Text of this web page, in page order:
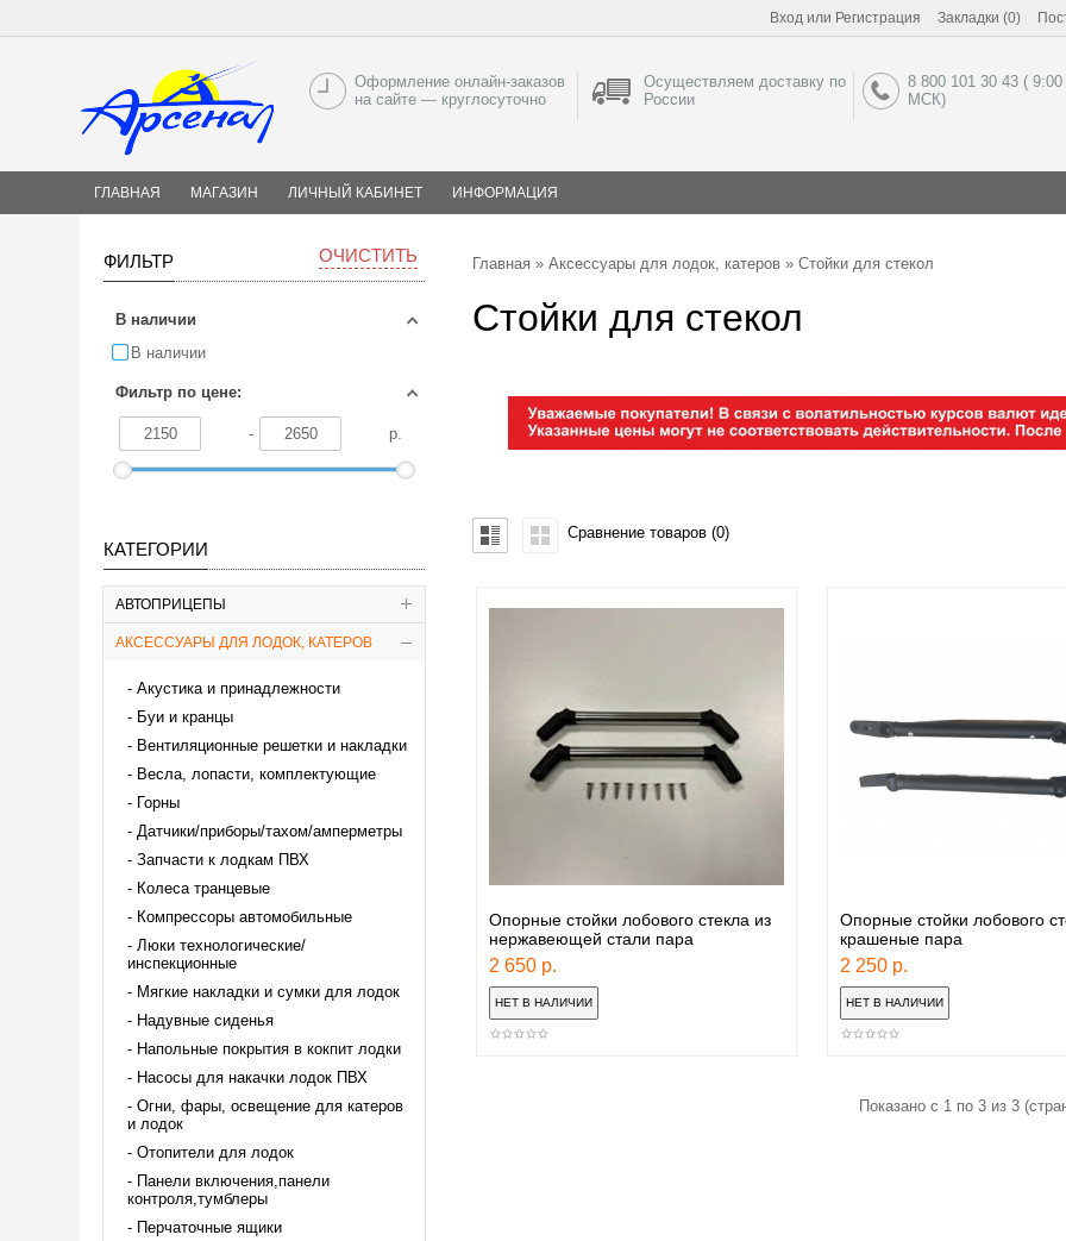
Вход или Регистрация Закладки (0)
Оформление онлайн-заказов
на сайте — круглосуточно
Осуществляем доставку по
России
8 800 101 30 43 (
МСК)
ГЛАВНАЯ МАГАЗИН ЛИЧНЫЙ КАБИНЕТ ИНФОРМАЦИЯ
ФИЛЬТР ОЧИСТИТЬ
В наличии
В наличии
Фильтр по цене:
- р.
КАТЕГОРИИ
АВТОПРИЦЕПЫ
АКСЕССУАРЫ ДЛЯ ЛОДОК, КАТЕРОВ
Акустика и принадлежности
Буи и кранцы
Вентиляционные решетки и накладки
Весла, лопасти, комплектующие
Горны
Датчики/приборы/тахом/амперметры
Запчасти к лодкам ПВХ
Колеса транцевые
Компрессоры автомобильные
Люки технологические/
инспекционные
Мягкие накладки и сумки для лодок
Надувные сиденья
Напольные покрытия в кокпит лодки
Насосы для накачки лодок ПВХ
Огни, фары, освещение для катеров
и лодок
Отопители для лодок
Панели включения,панели
контроля,тумблеры
Перчаточные ящики
Главная » Аксессуары для лодок, катеров » Стойки для стекол
Стойки для стекол
Сравнение товаров (0)
Опорные стойки лобового стекла из
нержавеющей стали пара
2 650 р.
Опорные стойки лобового
крашеные пара
2 250 р.
Показано с 1 по 3 из 3